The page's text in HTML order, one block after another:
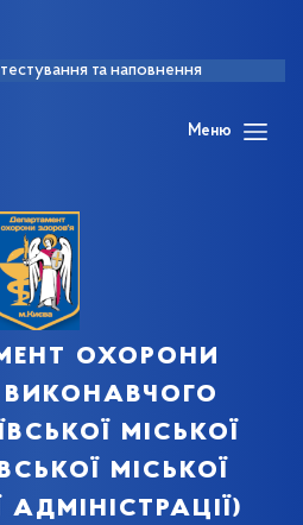
та наповнення
Меню
охорони
міської
міської